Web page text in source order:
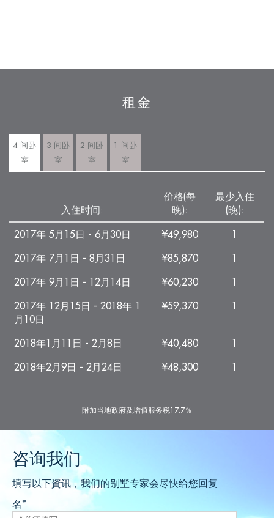
租金
4 间卧
室
3 间卧
室
2 间卧
室
1 间卧
室
入住时间:
价格(每
晚):
最少入住
(晚):
2017年 5月15日 - 6月30日
¥49,980
1
2017年 7月1日 - 8月31日
¥85,870
1
2017年 9月1日 - 12月14日
¥60,230
1
2017年 12月15日 - 2018年 1
月10日
¥59,370 1
2018年1月11日 - 2月8日 ¥40,480
1
2018年2月9日 - 2月24日
¥48,300 1
附加当地政府及增值服务税17.7％
咨询我们
填写以下資讯，我们的别墅专家会尽快给您回复
名*